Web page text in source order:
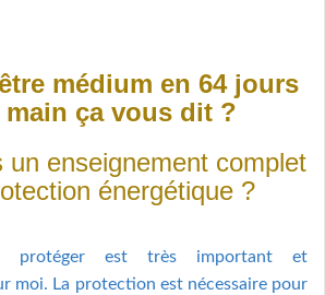
médium en 64 jours
main ça vous dit ?
un enseignement complet
énergétique ?
protéger est très important et
moi. La protection est nécessaire pour